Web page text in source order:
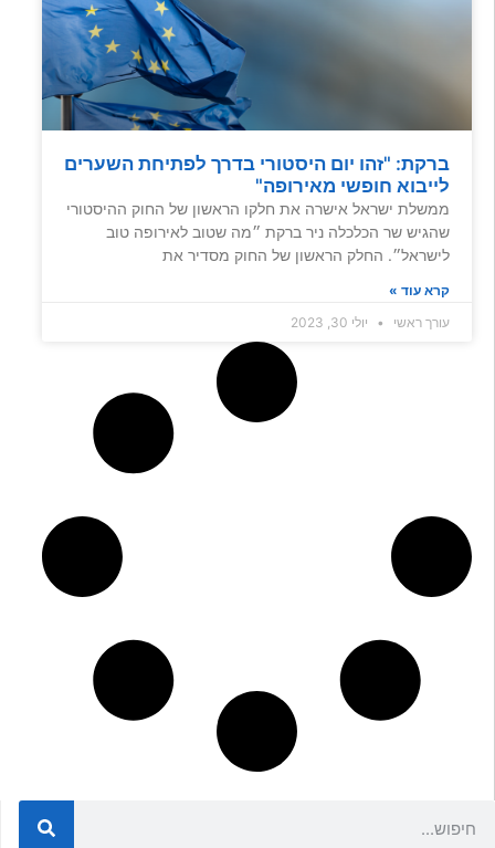
ברקת: "זהו יום היסטורי בדרך לפתיחת השערים
לייבוא חופשי מאירופה"
ממשלת ישראל אישרה את חלקו הראשון של החוק ההיסטורי
שהגיש שר הכלכלה ניר ברקת ״מה שטוב לאירופה טוב
לישראל״. החלק הראשון של החוק מסדיר את
קרא עוד »
עורך ראשי
יולי 30, 2023